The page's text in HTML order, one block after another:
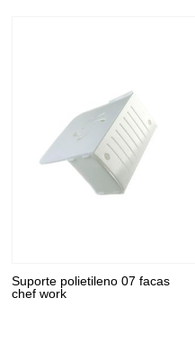
Suporte polietileno 07 facas
chef work